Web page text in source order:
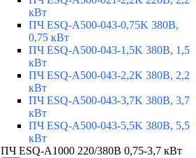
кВт
ПЧ ESQ-A500-043-0,75K 380В,
0,75 кВт
ПЧ ESQ-A500-043-1,5K 380В, 1,5
кВт
ПЧ ESQ-A500-043-2,2K 380В, 2,2
кВт
ПЧ ESQ-A500-043-3,7K 380В, 3,7
кВт
ПЧ ESQ-A500-043-5,5K 380В, 5,5
кВт
ПЧ ESQ-A1000 220/380В 0,75-3,7 кВт